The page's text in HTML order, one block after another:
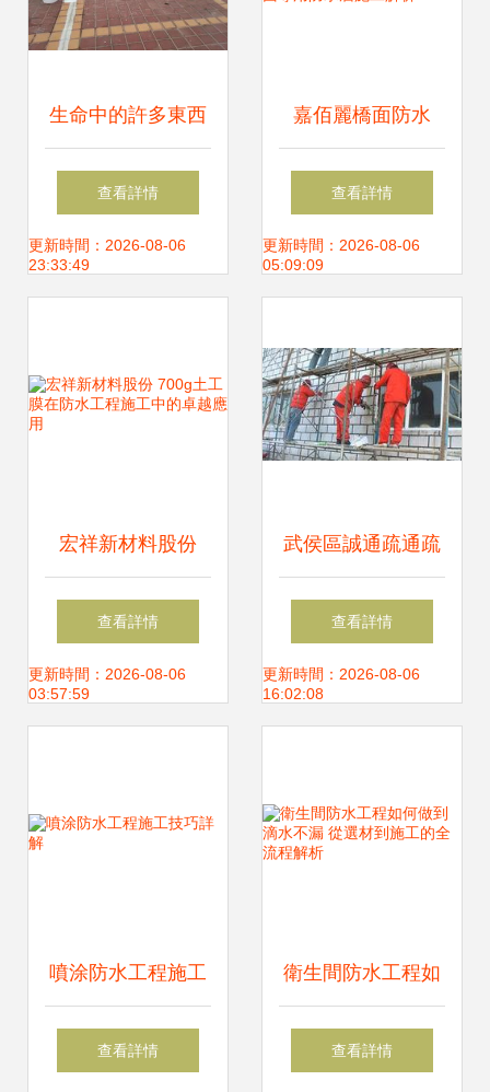
生命中的許多東西
是可遇不可求，防
水工程卻需精心設
查看詳情
更新時間：2026-08-06
23:33:49
嘉佰麗橋面防水
AMP-100二階反應
型材料與橋梁基面
工解析
查看詳情
更新時間：2026-08-06
05:09:09
宏祥新材料股份
700g土工膜在防水
工程施工中的卓越
查看詳情
更新時間：2026-08-06
03:57:59
武侯區誠通疏通疏
淘服務部 專業防水
工程施工，守護建
查看詳情
更新時間：2026-08-06
16:02:08
噴涂防水工程施工
技巧詳解
查看詳情
衛生間防水工程如
何做到滴水不漏 從
查看詳情